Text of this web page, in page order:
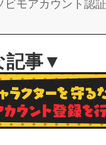
ビモアカウント認
記事▼